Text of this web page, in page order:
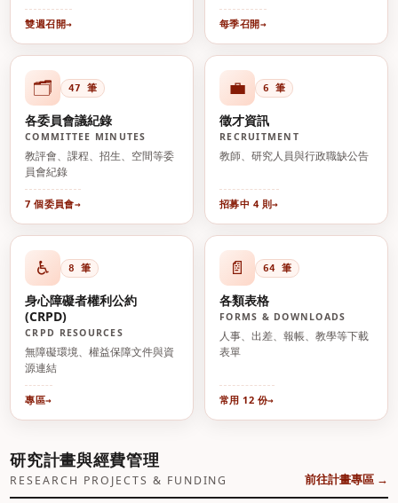
雙週召開 每季召開
🗂️ 47 筆
各委員會議紀錄
COMMITTEE MINUTES
教評會、課程、招生、空間等委
員會紀錄
7 個委員會
💼 6 筆
徵才資訊
RECRUITMENT
教師、研究人員與行政職缺公告
招募中 4 則
♿ 8 筆
身心障礙者權利公約
(CRPD)
CRPD RESOURCES
無障礙環境、權益保障文件與資
源連結
專區
📄 64 筆
各類表格
FORMS & DOWNLOADS
人事、出差、報帳、教學等下載
表單
常用 12 份
研究計畫與經費管理
RESEARCH PROJECTS & FUNDING 前往計畫專區 →